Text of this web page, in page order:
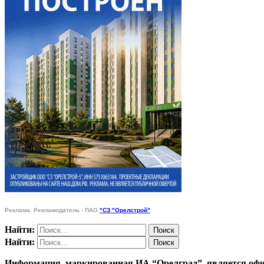
Реклама. Рекламодатель - ПАО "СЗ "Орелстрой"
Найти:
Найти: